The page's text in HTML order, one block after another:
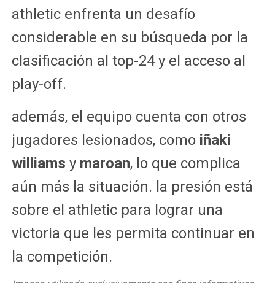
athletic enfrenta un desafío
considerable en su búsqueda por la
clasificación al top-24 y el acceso al
play-off.
además, el equipo cuenta con otros
jugadores lesionados, como iñaki
williams y maroan, lo que complica
aún más la situación. la presión está
sobre el athletic para lograr una
victoria que les permita continuar en
la competición.